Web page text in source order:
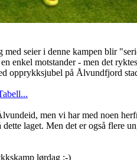
seier i denne kampen blir
enkel motstander - men det
opprykksjubel på Ålvundfjord
men vi har med noen
laget. Men det er også flere
lørdag :-)